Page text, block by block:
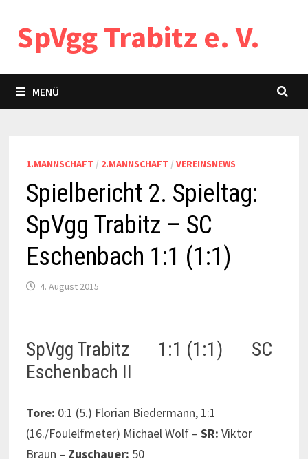
Inhalt
springen
SpVgg Trabitz e. V.
MENÜ
1.MANNSCHAFT / 2.MANNSCHAFT / VEREINSNEWS
Spielbericht 2. Spieltag:
SpVgg Trabitz – SC
Eschenbach 1:1 (1:1)
4. August 2015
SpVgg Trabitz 1:1 (1:1) SC
Eschenbach II
Tore: 0:1 (5.) Florian Biedermann, 1:1
(16./Foulelfmeter) Michael Wolf – SR: Viktor
Braun – Zuschauer: 50